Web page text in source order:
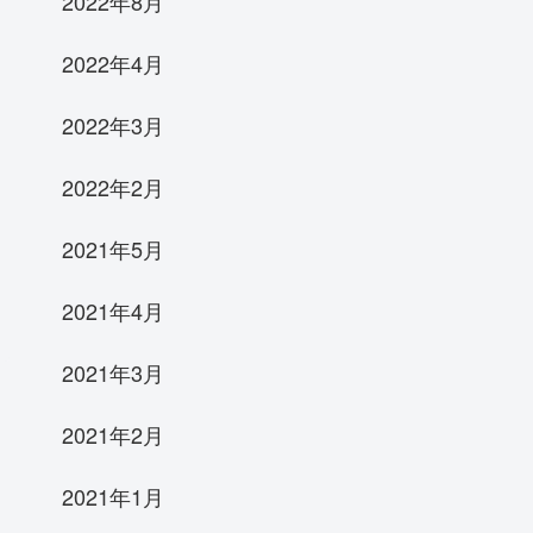
2022年4月
2022年3月
2022年2月
2021年5月
2021年4月
2021年3月
2021年2月
2021年1月